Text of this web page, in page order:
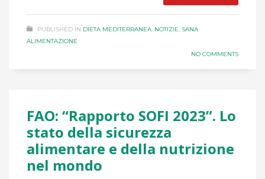
PUBLISHED IN DIETA MEDITERRANEA, NOTIZIE, SANA
ALIMENTAZIONE
NO COMMENTS
FAO: “Rapporto SOFI 2023”. Lo
stato della sicurezza
alimentare e della nutrizione
nel mondo